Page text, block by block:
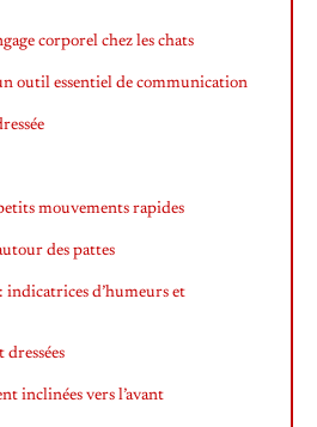
corporel chez les chats
outil essentiel de communication
mouvements rapides
des pattes
indicatrices d’humeurs et
inclinées vers l’avant